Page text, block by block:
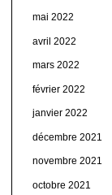
mai 2022
avril 2022
mars 2022
février 2022
janvier 2022
décembre 2021
novembre 2021
octobre 2021